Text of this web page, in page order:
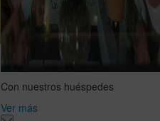
Con nuestros huéspedes
Ver más